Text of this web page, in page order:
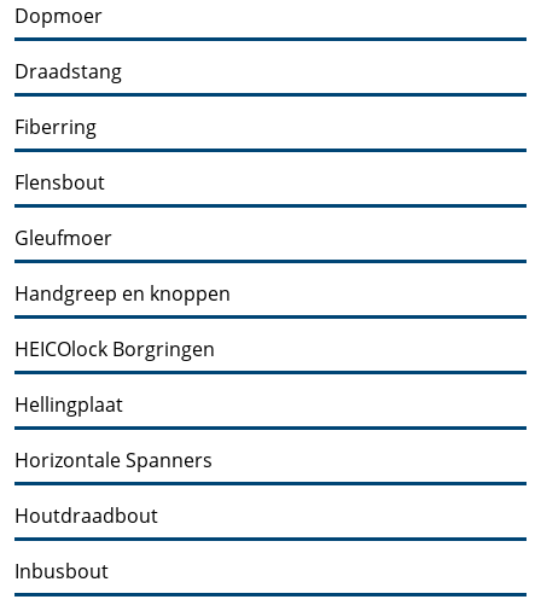
Dopmoer
Draadstang
Fiberring
Flensbout
Gleufmoer
Handgreep en knoppen
HEICOlock Borgringen
Hellingplaat
Horizontale Spanners
Houtdraadbout
Inbusbout